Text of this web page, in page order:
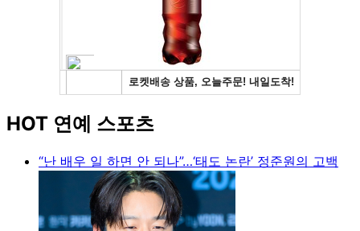
HOT 연예 스포츠
“난 배우 일 하면 안 되나”…‘태도 논란’ 정준원의 고백